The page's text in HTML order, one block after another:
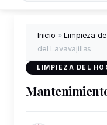
Inicio »Limpieza
del Lavavajillas
LIMPIEZA DEL